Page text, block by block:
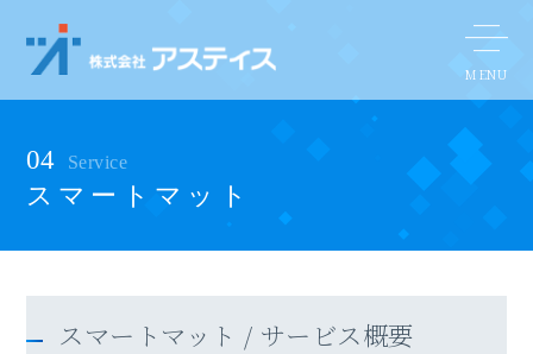
04 Service
スマートマット
スマートマット / サービス概要